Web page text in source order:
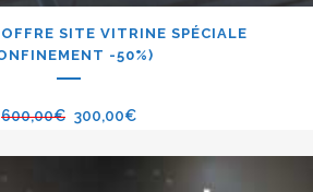
SITE VITRINE SPÉCIALE
-50%)
600,00€ 300,00€